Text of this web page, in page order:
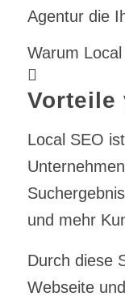
Agentur die
Warum
Vorteile
Local SEO
und mehr
Durch diese
Webseite